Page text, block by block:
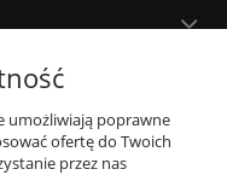
umożliwiają poprawne
ofertę do Twoich
przez nas